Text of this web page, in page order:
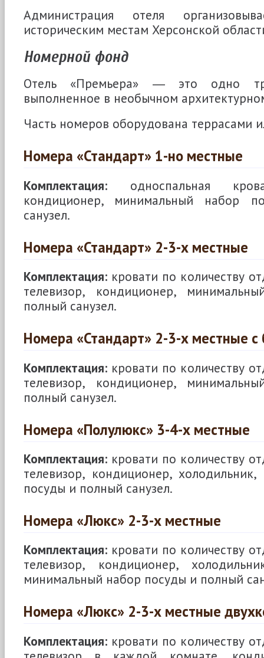
Администрация отеля
историческим местам Херсонской
Номерной фонд
Отель «Премьера» ― это одно
выполненное в необычном
Часть номеров оборудована террасами
Номера «Стандарт» 1-но местные
Комплектация: односпальная
кондиционер, минимальный набор
санузел.
Номера «Стандарт» 2-3-х местные
Комплектация: кровати по количеству
телевизор, кондиционер,
полный санузел.
Номера «Стандарт» 2-3-х местные с
Комплектация: кровати по количеству
телевизор, кондиционер,
полный санузел.
Номера «Полулюкс» 3-4-х местные
Комплектация: кровати по количеству
телевизор, кондиционер,
посуды и полный санузел.
Номера «Люкс» 2-3-х местные
Комплектация: кровати по количеству
телевизор, кондиционер,
минимальный набор посуды и полный
Номера «Люкс» 2-3-х местные
Комплектация: кровати по количеству